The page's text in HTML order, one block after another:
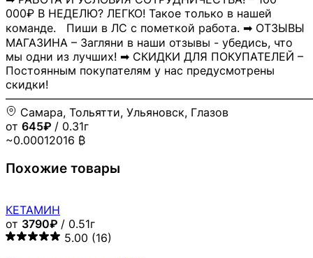
000₽ В НЕДЕЛЮ? ЛЕГКО! Такое только в нашей
команде. Пиши в ЛС с пометкой работа. ➡ ОТЗЫВЫ
МАГАЗИНА – Загляни в наши отзывы - убедись, что
мы одни из лучших! ➡ СКИДКИ ДЛЯ ПОКУПАТЕЛЕЙ –
Постоянным покупателям у нас предусмотрены
скидки!
Самара, Тольятти, Ульяновск, Глазов
от 645₽ / 0.31г
~0.00012016 ₿
Похожие товары
КЕТАМИН
от 3790₽ / 0.51г
5.00 (16)